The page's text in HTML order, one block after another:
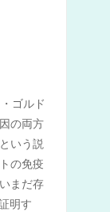
ゴルド
の両方
いう説
の免疫
まだ存
明す